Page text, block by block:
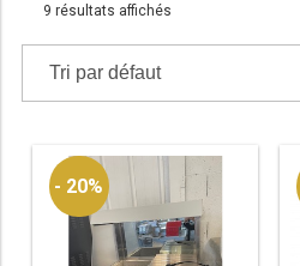
TABLE RÉFRIGÉRÉE
TABLE 600
TABLE 700 – 2 PORTES
9 résultats affichés
- 20%